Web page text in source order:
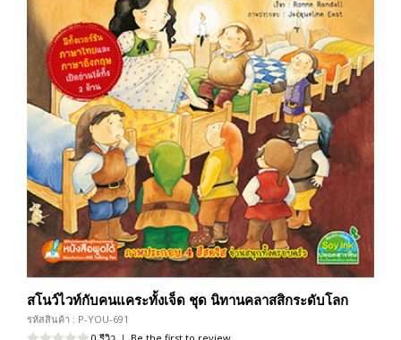
สโนว์ไวท์กับคนแคระทั้งเจ็ด ชุด นิทานคลาสสิกระดับโลก
รหัสสินค้า : P-YOU-691